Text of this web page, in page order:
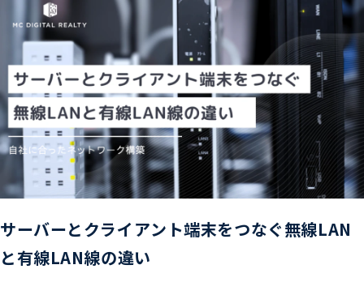
サーバーとクライアント端末をつなぐ無線LAN
と有線LAN線の違い